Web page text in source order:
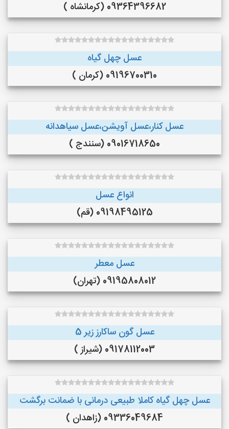
09364396682 (کرمانشاه )
عسل چهل گیاه
09196700310 (کرمان )
عسل کنار،عسل آویشن،عسل سیاهدانه
09016718650 (سنندج )
انواع عسل
09198495125 (قم)
عسل معطر
09195808012 (تهران)
عسل گون ساکارز زیر 5
09178112003 (شیراز )
عسل چهل گیاه کاملا طبیعی درمانی با ضمانت برگشت
09336049684 (زاهدان )